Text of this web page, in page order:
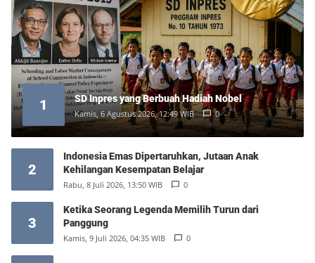
1 SD Inpres yang Berbuah Hadiah Nobel
Kamis, 6 Agustus 2026, 12:49 WIB 0
2
Indonesia Emas Dipertaruhkan, Jutaan Anak
Kehilangan Kesempatan Belajar
Rabu, 8 Juli 2026, 13:50 WIB 0
3
Ketika Seorang Legenda Memilih Turun dari
Panggung
Kamis, 9 Juli 2026, 04:35 WIB 0